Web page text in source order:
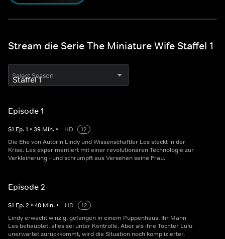
Stream die Serie The Miniature Wife Staffel 1
Select Season
Episode 1
S1 Ep.1 • 39 Min. • HD
12
Die Ehe von Autorin Lindy und Wissenschaftler Les steckt in der
Krise. Les experimentiert mit einer revolutionären Technologie zur
Verkleinerung - und schrumpft aus Versehen seine Frau.
Episode 2
S1 Ep.2 • 40 Min. • HD
12
Lindy erwacht winzig, gefangen in einem Puppenhaus. Ihr Mann
Les behauptet, alles sei unter Kontrolle. Aber als ihre Tochter Lulu
unerwartet zurückkommt, wird die Situation noch komplizierter.